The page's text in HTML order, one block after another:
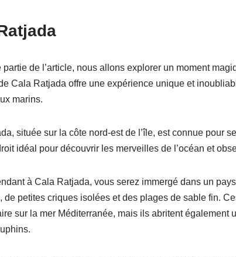
partie de l’article, nous allons explorer un moment
Cala Ratjada offre une expérience unique et
marins.
située sur la côte nord-est de l’île, est connue pour
idéal pour découvrir les merveilles de l’océan et
à Cala Ratjada, vous serez immergé dans un
de petites criques isolées et des plages de sable fin.
sur la mer Méditerranée, mais ils abritent également